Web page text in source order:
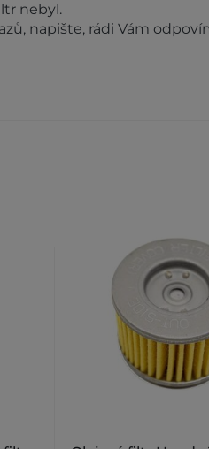
nebyl.
napište, rádi Vám